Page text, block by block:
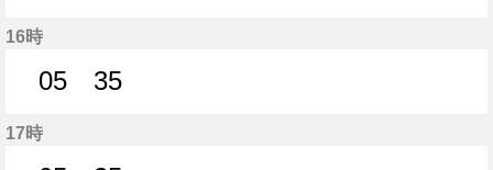
16時
05
35
17時